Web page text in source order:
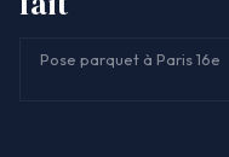
Pose parquet à Paris 16e